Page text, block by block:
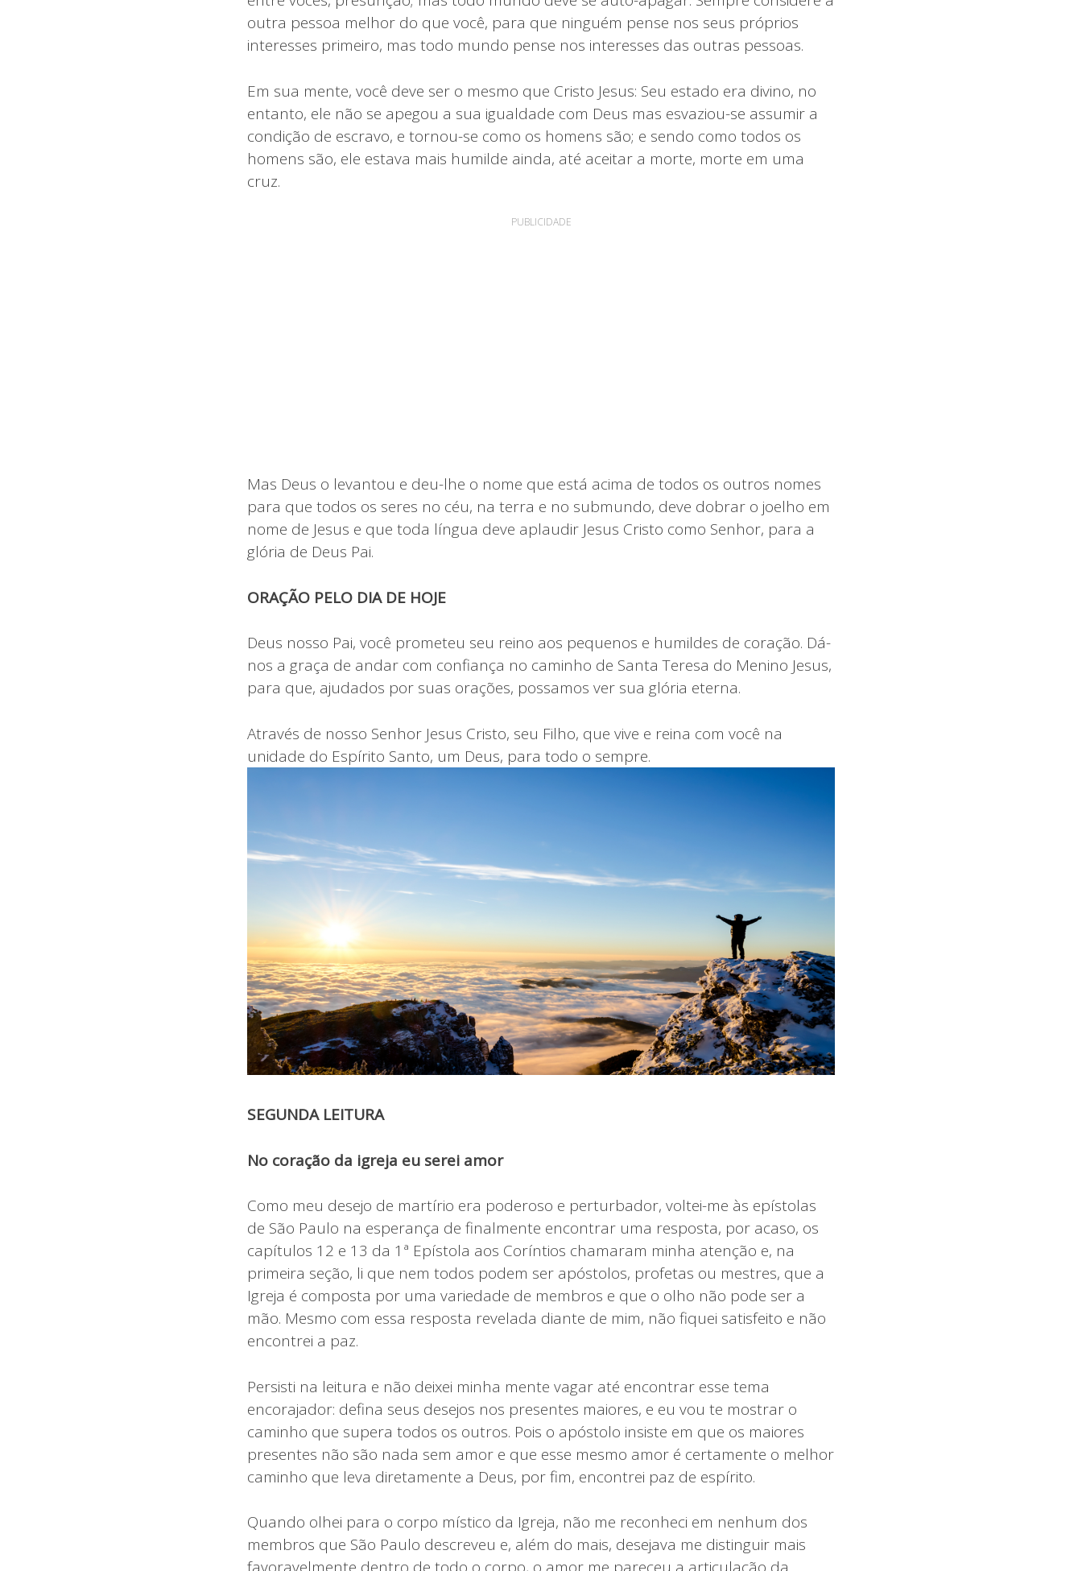
outra pessoa melhor do que você, para que ninguém pense nos seus próprios
interesses primeiro, mas todo mundo pense nos interesses das outras pessoas.
Em sua mente, você deve ser o mesmo que Cristo Jesus: Seu estado era divino, no
entanto, ele não se apegou a sua igualdade com Deus mas esvaziou-se assumir a
condição de escravo, e tornou-se como os homens são; e sendo como todos os
homens são, ele estava mais humilde ainda, até aceitar a morte, morte em uma
cruz.
PUBLICIDADE
Mas Deus o levantou e deu-lhe o nome que está acima de todos os outros nomes
para que todos os seres no céu, na terra e no submundo, deve dobrar o joelho em
nome de Jesus e que toda língua deve aplaudir Jesus Cristo como Senhor, para a
glória de Deus Pai.
ORAÇÃO PELO DIA DE HOJE
Deus nosso Pai, você prometeu seu reino aos pequenos e humildes de coração. Dá-
nos a graça de andar com confiança no caminho de Santa Teresa do Menino Jesus,
para que, ajudados por suas orações, possamos ver sua glória eterna.
Através de nosso Senhor Jesus Cristo, seu Filho, que vive e reina com você na
unidade do Espírito Santo, um Deus, para todo o sempre.
SEGUNDA LEITURA
No coração da igreja eu serei amor
Como meu desejo de martírio era poderoso e perturbador, voltei-me às epístolas
de São Paulo na esperança de finalmente encontrar uma resposta, por acaso, os
capítulos 12 e 13 da 1ª Epístola aos Coríntios chamaram minha atenção e, na
primeira seção, li que nem todos podem ser apóstolos, profetas ou mestres, que a
Igreja é composta por uma variedade de membros e que o olho não pode ser a
mão. Mesmo com essa resposta revelada diante de mim, não fiquei satisfeito e não
encontrei a paz.
Persisti na leitura e não deixei minha mente vagar até encontrar esse tema
encorajador: defina seus desejos nos presentes maiores, e eu vou te mostrar o
caminho que supera todos os outros. Pois o apóstolo insiste em que os maiores
presentes não são nada sem amor e que esse mesmo amor é certamente o melhor
caminho que leva diretamente a Deus, por fim, encontrei paz de espírito.
Quando olhei para o corpo místico da Igreja, não me reconheci em nenhum dos
membros que São Paulo descreveu e, além do mais, desejava me distinguir mais